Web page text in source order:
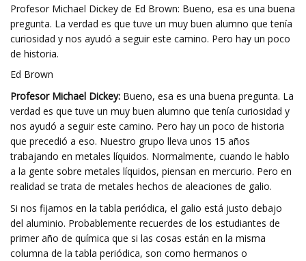
Profesor Michael Dickey de Ed Brown: Bueno, esa es una buena
pregunta. La verdad es que tuve un muy buen alumno que tenía
curiosidad y nos ayudó a seguir este camino. Pero hay un poco
de historia.
Ed Brown
Profesor Michael Dickey: Bueno, esa es una buena pregunta. La
verdad es que tuve un muy buen alumno que tenía curiosidad y
nos ayudó a seguir este camino. Pero hay un poco de historia
que precedió a eso. Nuestro grupo lleva unos 15 años
trabajando en metales líquidos. Normalmente, cuando le hablo
a la gente sobre metales líquidos, piensan en mercurio. Pero en
realidad se trata de metales hechos de aleaciones de galio.
Si nos fijamos en la tabla periódica, el galio está justo debajo
del aluminio. Probablemente recuerdes de los estudiantes de
primer año de química que si las cosas están en la misma
columna de la tabla periódica, son como hermanos o